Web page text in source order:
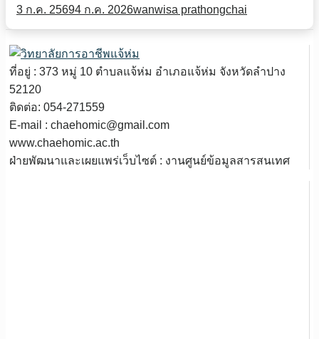
3 ก.ค. 25694 ก.ค. 2026wanwisa prathongchai
ที่อยู่ : 373 หมู่ 10 ตำบลแจ้ห่ม อำเภอแจ้ห่ม จังหวัดลำปาง
52120
ติดต่อ: 054-271559
E-mail : chaehomic@gmail.com
www.chaehomic.ac.th
ฝ่ายพัฒนาและเผยแพร่เว็บไซต์ : งานศูนย์ข้อมูลสารสนเทศ